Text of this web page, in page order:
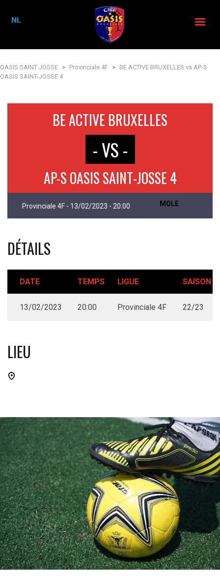
OASIS SAINT JOSSE > Provinciale 4F > BE ACTIVE BRUXELLES vs AP-S
OASIS SAINT-JOSSE 4
BE ACTIVE BRUXELLES
- VS -
AP-S OASIS SAINT-JOSSE 4
Provinciale 4F - 13/02/2023 - 20:00 MOLE
DÉTAILS
DATE TEMPS LIGUE SAISON
13/02/2023 20:00 Provinciale 4F 22/23
LIEU
NL